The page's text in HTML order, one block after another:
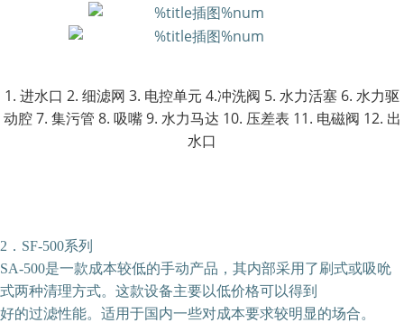
1. 进水口 2. 细滤网 3. 电控单元 4.冲洗阀 5. 水力活塞 6. 水力驱
动腔7. 集污管 8. 吸嘴 9. 水力马达 10. 压差表 11. 电磁阀 12. 出
水口
2．SF-500系列
SA-500是一款成本较低的手动产品，其内部采用了刷式或吸吮
式两种清理方式。这款设备主要以低价格可以得到
好的过滤性能。适用于国内一些对成本要求较明显的场合。